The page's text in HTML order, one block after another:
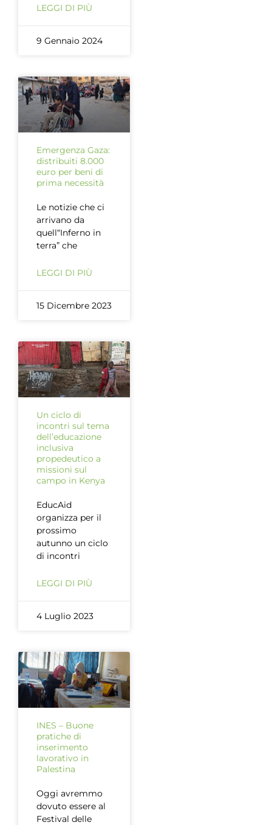
LEGGI DI PIÙ
9 Gennaio 2024
Emergenza Gaza:
distribuiti 8.000
euro per beni di
prima necessità
Le notizie che ci
arrivano da
quell“Inferno in
terra” che
LEGGI DI PIÙ
15 Dicembre 2023
Un ciclo di
incontri sul tema
dell’educazione
inclusiva
propedeutico a
missioni sul
campo in Kenya
EducAid
organizza per il
prossimo
autunno un ciclo
di incontri
LEGGI DI PIÙ
4 Luglio 2023
INES – Buone
pratiche di
inserimento
lavorativo in
Palestina
Oggi avremmo
dovuto essere al
Festival delle